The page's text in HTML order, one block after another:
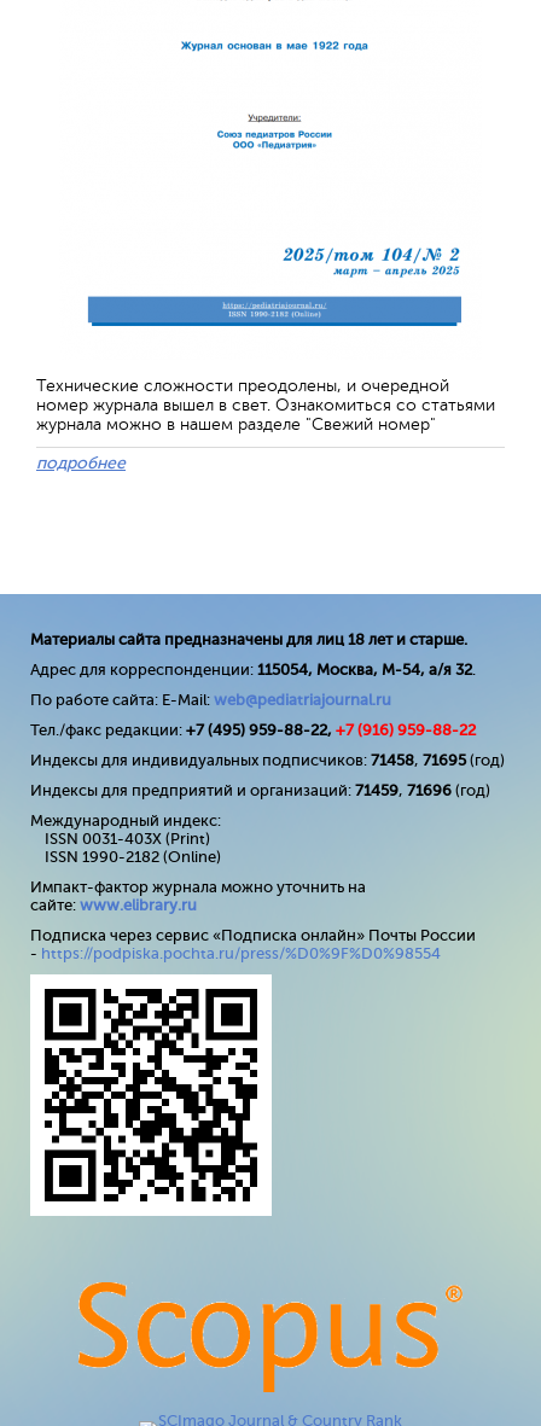
Технические сложности преодолены, и очередной
номер журнала вышел в свет. Ознакомиться со статьями
журнала можно в нашем разделе "Свежий номер"
подробнее
Материалы сайта предназначены для лиц 18 лет и старше.
Адрес для корреспонденции: 115054, Москва, М-54, а/я 32.
По работе сайта: E-Mail: web@pediatriajournal.ru
Тел./факс редакции: +7 (495) 959-88-22, +7 (916) 959-88-22
Индексы для индивидуальных подписчиков: 71458, 71695(год)
Индексы для предприятий и организаций: 71459, 71696 (год)
Международный индекс:
ISSN 0031-403X (Print)
ISSN 1990-2182 (Online)
Импакт-фактор журнала можно уточнить на
сайте: www.elibrary.ru
Подписка через сервис «Подписка онлайн» Почты России
- https://podpiska.pochta.ru/press/%D0%9F%D0%98554